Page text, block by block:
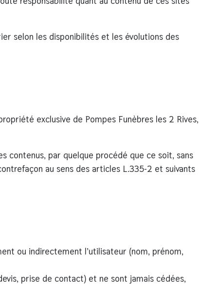
selon les disponibilités et les évolutions des
exclusive de Pompes Funèbres les 2 Rives,
contenus, par quelque procédé que ce soit, sans
au sens des articles L.335-2 et suivants
ou indirectement l’utilisateur (nom, prénom,
prise de contact) et ne sont jamais cédées,